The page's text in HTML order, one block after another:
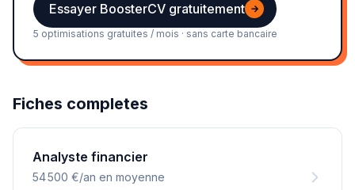
Essayer BoosterCV gratuitement →
5 optimisations gratuites / mois · sans carte bancaire
Fiches completes
Analyste financier
54 500 €/an en moyenne